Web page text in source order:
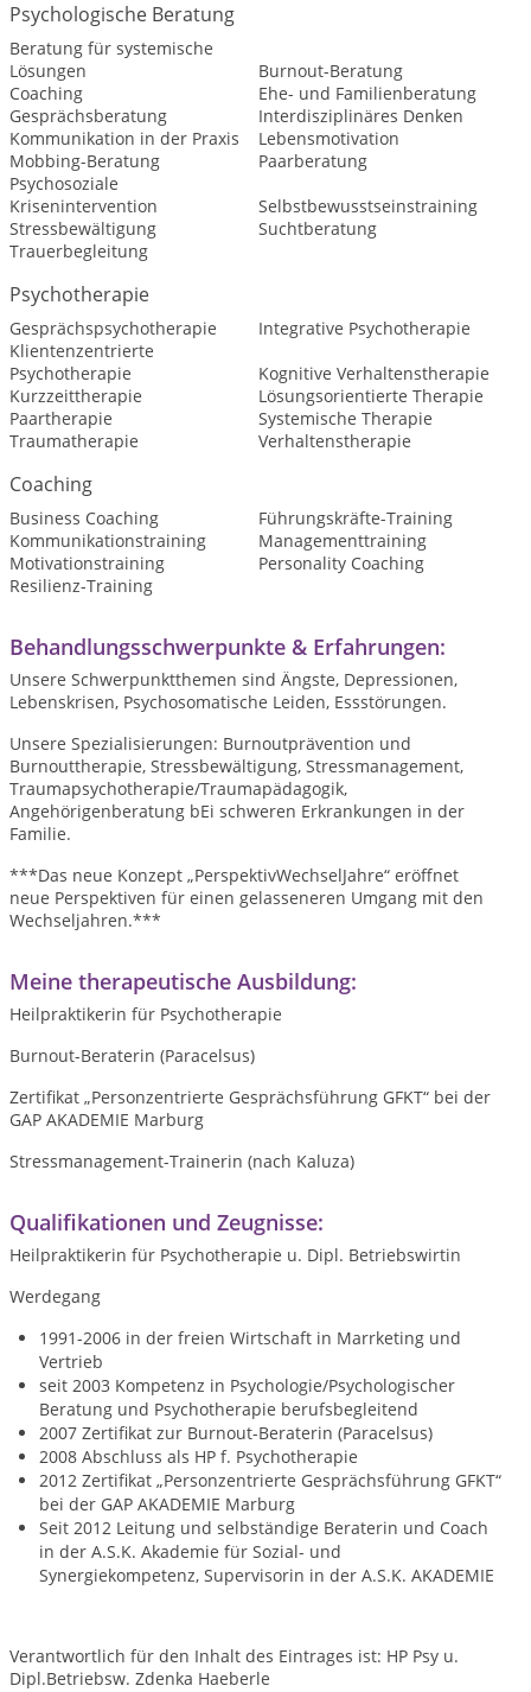
Psychologische Beratung
Beratung für systemische
Lösungen
Burnout-Beratung
Coaching
Ehe- und Familienberatung
Gesprächsberatung
Interdisziplinäres Denken
Kommunikation in der Praxis
Lebensmotivation
Mobbing-Beratung
Paarberatung
Psychosoziale
Krisenintervention
Selbstbewusstseinstraining
Stressbewältigung
Suchtberatung
Trauerbegleitung
Psychotherapie
Gesprächspsychotherapie
Integrative Psychotherapie
Klientenzentrierte
Psychotherapie
Kognitive Verhaltenstherapie
Kurzzeittherapie
Lösungsorientierte Therapie
Paartherapie
Systemische Therapie
Traumatherapie
Verhaltenstherapie
Coaching
Business Coaching
Führungskräfte-Training
Kommunikationstraining
Managementtraining
Motivationstraining
Personality Coaching
Resilienz-Training
Behandlungsschwerpunkte & Erfahrungen:
Unsere Schwerpunktthemen sind Ängste, Depressionen,
Lebenskrisen, Psychosomatische Leiden, Essstörungen.
Unsere Spezialisierungen: Burnoutprävention und
Burnouttherapie, Stressbewältigung, Stressmanagement,
Traumapsychotherapie/Traumapädagogik,
Angehörigenberatung bEi schweren Erkrankungen in der
Familie.
***Das neue Konzept „PerspektivWechselJahre“ eröffnet
neue Perspektiven für einen gelasseneren Umgang mit den
Wechseljahren.***
Meine therapeutische Ausbildung:
Heilpraktikerin für Psychotherapie
Burnout-Beraterin (Paracelsus)
Zertifikat „Personzentrierte Gesprächsführung GFKT“ bei der
GAP AKADEMIE Marburg
Stressmanagement-Trainerin (nach Kaluza)
Qualifikationen und Zeugnisse:
Heilpraktikerin für Psychotherapie u. Dipl. Betriebswirtin
Werdegang
1991-2006 in der freien Wirtschaft in Marrketing und
Vertrieb
seit 2003 Kompetenz in Psychologie/Psychologischer
Beratung und Psychotherapie berufsbegleitend
2007 Zertifikat zur Burnout-Beraterin (Paracelsus)
2008 Abschluss als HP f. Psychotherapie
2012 Zertifikat „Personzentrierte Gesprächsführung GFKT“
bei der GAP AKADEMIE Marburg
Seit 2012 Leitung und selbständige Beraterin und Coach
in der A.S.K. Akademie für Sozial- und
Synergiekompetenz, Supervisorin in der A.S.K. AKADEMIE
Verantwortlich für den Inhalt des Eintrages ist: HP Psy u.
Dipl.Betriebsw. Zdenka Haeberle